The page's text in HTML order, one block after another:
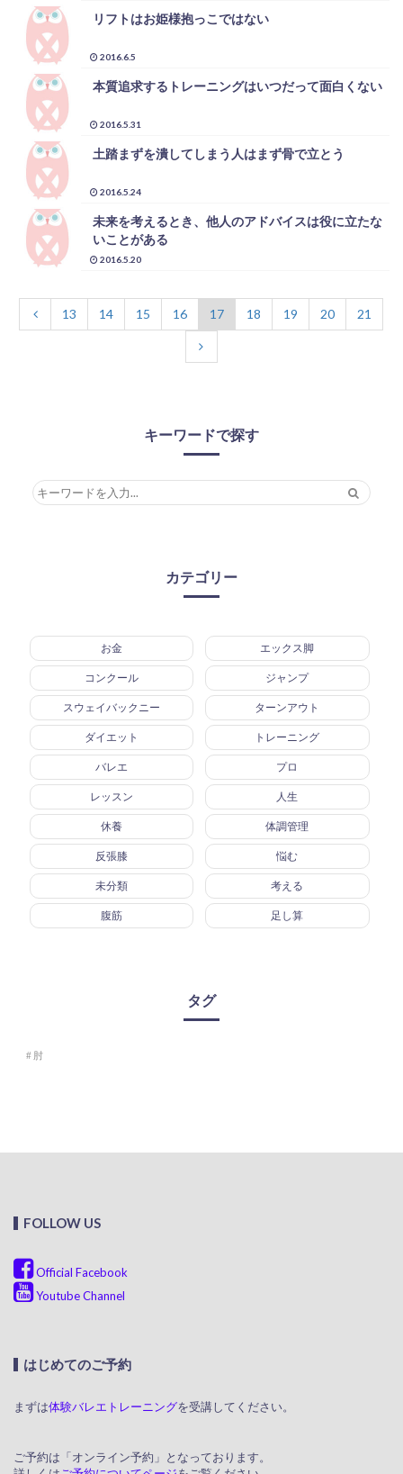
リフトはお姫様抱っこではない
2016.6.5
本質追求するトレーニングはいつだって面白くない
2016.5.31
土踏まずを潰してしまう人はまず骨で立とう
2016.5.24
未来を考えるとき、他人のアドバイスは役に立たな
いことがある
2016.5.20
13 14 15 16 17 18 19 20 21
キーワードで探す
カテゴリー
お金 エックス脚
コンクール ジャンプ
スウェイバックニー ターンアウト
ダイエット トレーニング
バレエ プロ
レッスン 人生
休養 体調管理
反張膝 悩む
未分類 考える
腹筋 足し算
タグ
肘
FOLLOW US
Official Facebook
Youtube Channel
はじめてのご予約
まずは体験バレエトレーニングを受講してください。
ご予約は「オンライン予約」となっております。